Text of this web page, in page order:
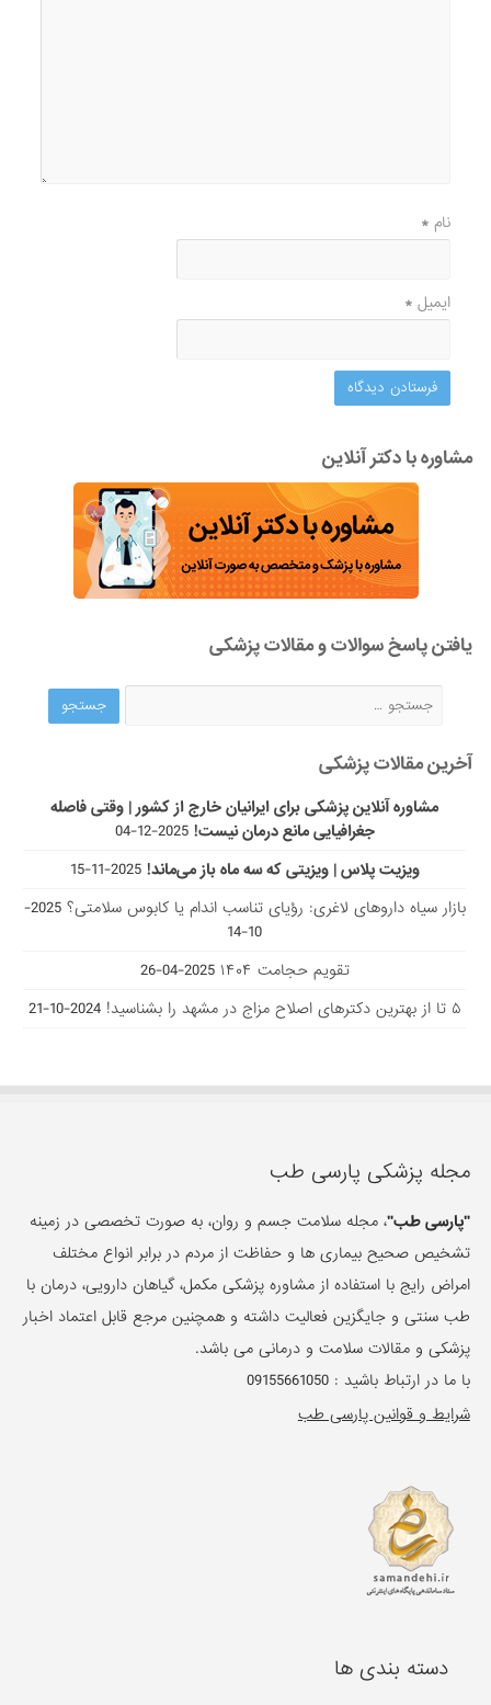
نام*
ایمیل*
مشاوره با دکتر آنلاین
یافتن پاسخ سوالات و مقالات پزشکی
آخرین مقالات پزشکی
مشاوره آنلاین پزشکی برای ایرانیان خارج از کشور | وقتی فاصله
جغرافیایی مانع درمان نیست! 2025-12-04
ویزیت پلاس | ویزیتی که سه ماه باز می‌ماند! 2025-11-15
بازار سیاه داروهای لاغری: رؤیای تناسب اندام یا کابوس سلامتی؟
2025-
10-14
تقویم حجامت ۱۴۰۴
2025-04-26
۵ تا از بهترین دکتر‌های اصلاح مزاج در مشهد را بشناسید!
2024-10-21
مجله پزشکی پارسی طب
"پارسی طب"، مجله سلامت جسم و روان، به صورت تخصصی در زمینه
تشخیص صحیح بیماری ها و حفاظت از مردم در برابر انواع مختلف
امراض رایج با استفاده از مشاوره پزشکی مکمل، گیاهان دارویی، درمان با
طب سنتی و جایگزین فعالیت داشته و همچنین مرجع قابل اعتماد اخبار
پزشکی و مقالات سلامت و درمانی می باشد.
با ما در ارتباط باشید :09155661050
شرایط و قوانین پارسی طب
دسته بندی ها